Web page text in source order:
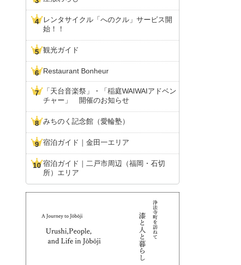
レンタサイクル「へのクル」サービス開
始！！
観光ガイド
Restaurant Bonheur
「天台音楽祭」・「稲庭WAIWAIアドベン
チャー」 開催のお知らせ
みちのく記念館（愛輪塾）
宿泊ガイド｜金田一エリア
宿泊ガイド｜二戸市周辺（福岡・石切
所）エリア